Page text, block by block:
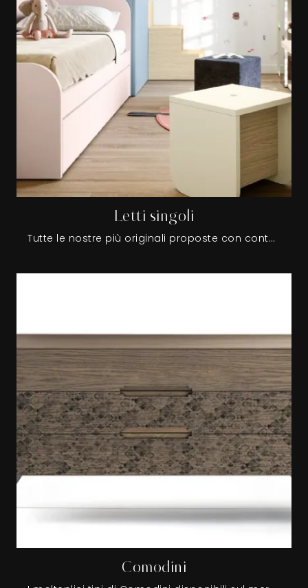
Letti singoli
Tutte le nostre più originali proposte con contenitore, letto estraibile, testiera e giroletto imbottiti sono a misura di bambini e ragazzi e di ottima fattura.
Comodini